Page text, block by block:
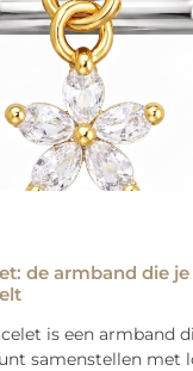
de armband die
is een armband
samenstellen met